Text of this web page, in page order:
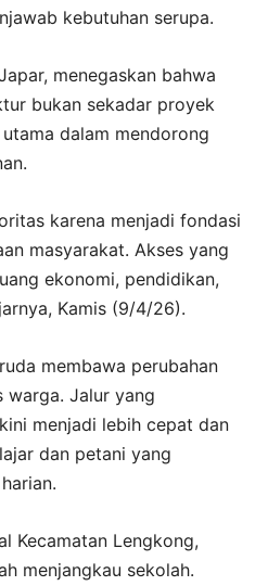
kebutuhan serupa.
menegaskan bahwa
bukan sekadar proyek
dalam mendorong
karena menjadi fondasi
masyarakat. Akses yang
ekonomi, pendidikan,
Kamis (9/4/26).
membawa perubahan
Jalur yang
menjadi lebih cepat dan
dan petani yang
Kecamatan Lengkong,
menjangkau sekolah.